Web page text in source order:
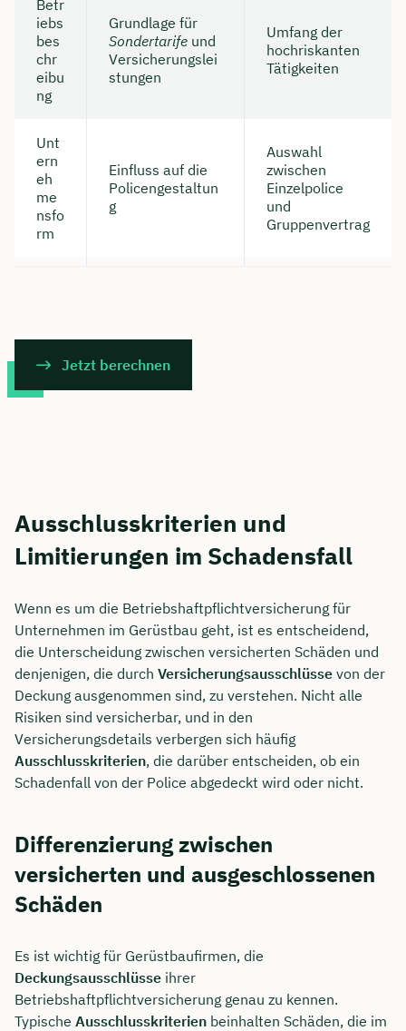
Betr
iebs
bes
chr
eibu
ng
Grundlage für
Sondertarife und
Versicherungslei
stungen
Umfang der
hochriskanten
Tätigkeiten
Unt
ern
eh
me
nsfo
rm
Einfluss auf die
Policengestaltun
g
Auswahl
zwischen
Einzelpolice
und
Gruppenvertrag
Jetzt berechnen
Ausschlusskriterien und
Limitierungen im Schadensfall
Wenn es um die Betriebshaftpflichtversicherung für
Unternehmen im Gerüstbau geht, ist es entscheidend,
die Unterscheidung zwischen versicherten Schäden und
denjenigen, die durch Versicherungsausschlüsse von der
Deckung ausgenommen sind, zu verstehen. Nicht alle
Risiken sind versicherbar, und in den
Versicherungsdetails verbergen sich häufig
Ausschlusskriterien, die darüber entscheiden, ob ein
Schadenfall von der Police abgedeckt wird oder nicht.
Differenzierung zwischen
versicherten und ausgeschlossenen
Schäden
Es ist wichtig für Gerüstbaufirmen, die
Deckungsausschlüsse ihrer
Betriebshaftpflichtversicherung genau zu kennen.
Typische Ausschlusskriterien beinhalten Schäden, die im